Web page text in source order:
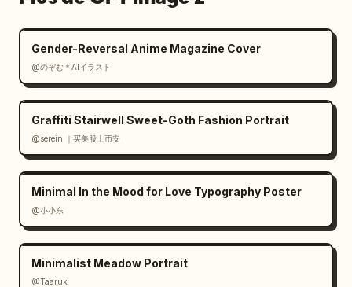
Gender-Reversal Anime Magazine Cover
@のぞむ＊AIイラスト
Graffiti Stairwell Sweet-Goth Fashion Portrait
@serein ｜买美股上币安
Minimal In the Mood for Love Typography Poster
@小小东
Minimalist Meadow Portrait
@Taaruk